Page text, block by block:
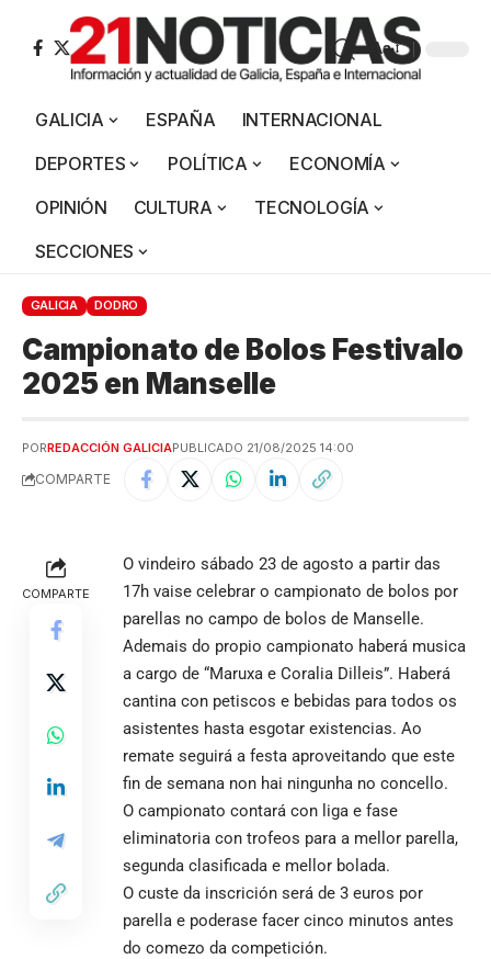
Aa
GALICIA ESPAÑA
INTERNACIONAL
DEPORTES
POLÍTICA
ECONOMÍA
OPINIÓN
CULTURA
TECNOLOGÍA
SECCIONES
GALICIA DODRO
Campionato de Bolos Festivalo
2025 en Manselle
PORREDACCIÓN GALICIAPUBLICADO 21/08/2025 14:00
COMPARTE
COMPARTE
O vindeiro sábado 23 de agosto a partir das
17h vaise celebrar o campionato de bolos por
parellas no campo de bolos de Manselle.
Ademais do propio campionato haberá musica
a cargo de “Maruxa e Coralia Dilleis”. Haberá
cantina con petiscos e bebidas para todos os
asistentes hasta esgotar existencias. Ao
remate seguirá a festa aproveitando que este
fin de semana non hai ningunha no concello.
O campionato contará con liga e fase
eliminatoria con trofeos para a mellor parella,
segunda clasificada e mellor bolada.
O custe da inscrición será de 3 euros por
parella e poderase facer cinco minutos antes
do comezo da competición.